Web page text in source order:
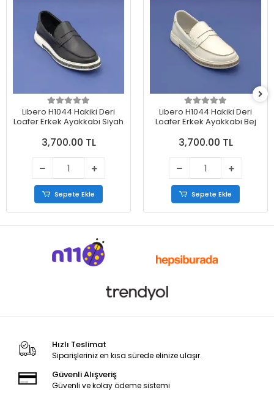
Libero H1044 Hakiki Deri
Loafer Erkek Ayakkabı Siyah
3,700.00 TL
Sepete Ekle
Libero H1044 Hakiki Deri
Loafer Erkek Ayakkabı Bej
3,700.00 TL
Sepete Ekle
Hızlı Teslimat
Siparişleriniz en kısa sürede elinize ulaşır.
Güvenli Alışveriş
Güvenli ve kolay ödeme sistemi